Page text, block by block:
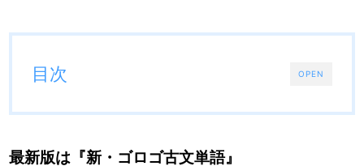
OPEN
目次
最新版は『新・ゴロゴ古文単語』